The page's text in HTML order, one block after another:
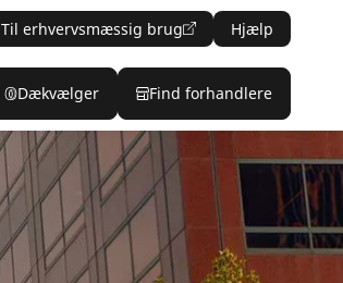
Til erhvervsmæssig brug Hjælp
Dækvælger Find forhandlere